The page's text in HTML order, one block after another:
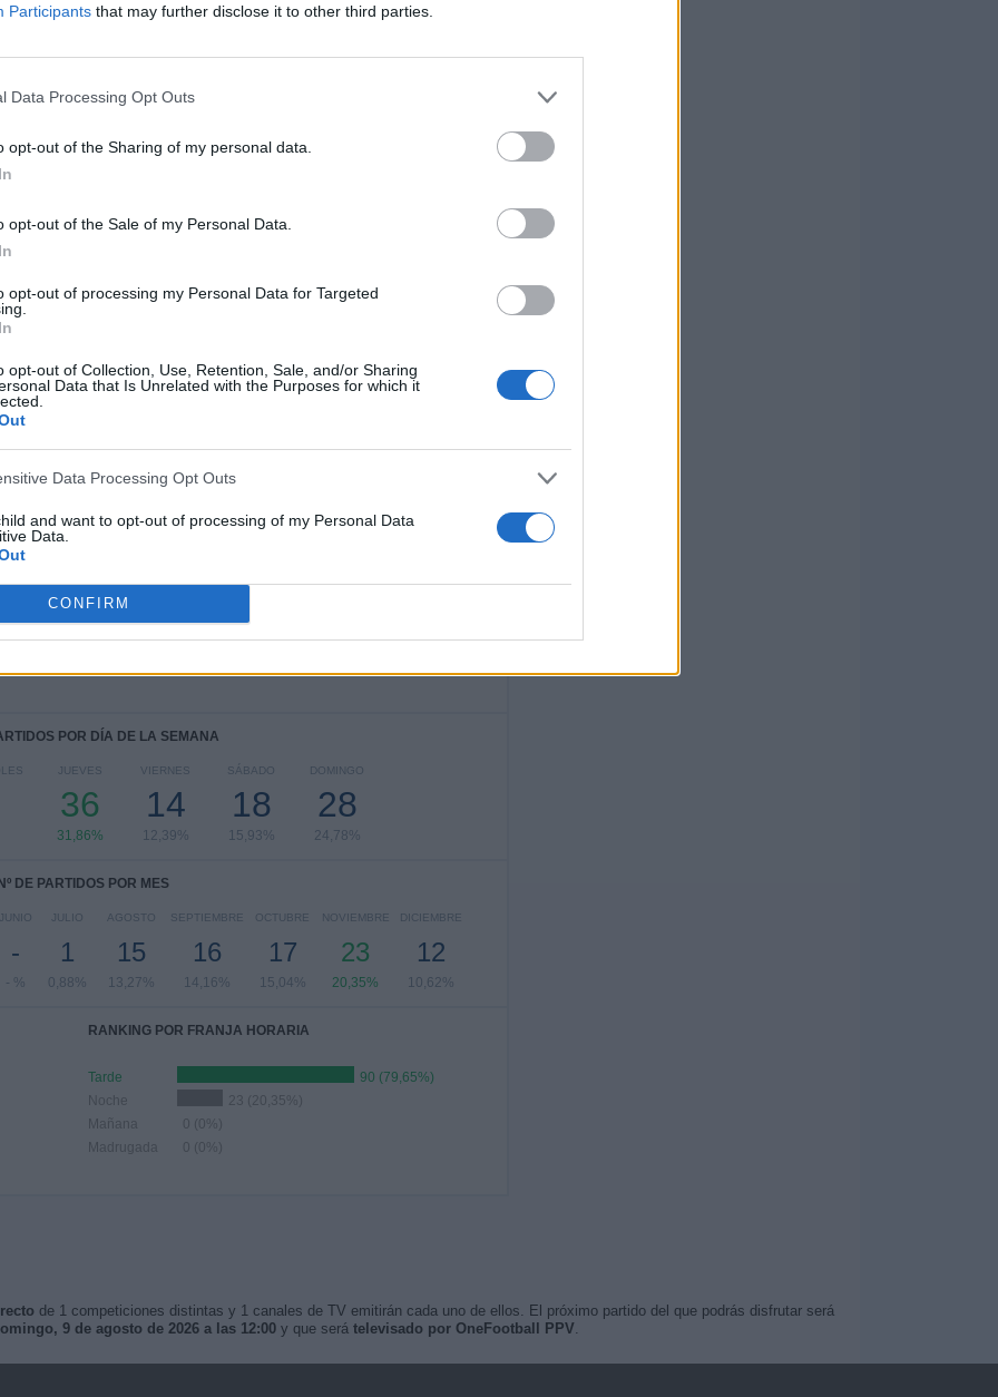
Participants that may further disclose it to other third parties.
Data Processing Opt Outs
opt-out of the Sharing of my personal data.
opt-out of the Sale of my Personal Data.
opt-out of processing my Personal Data for Targeted
opt-out of Collection, Use, Retention, Sale, and/or Sharing
Data that Is Unrelated with the Purposes for which it
Data Processing Opt Outs
and want to opt-out of processing of my Personal Data
Data.
CONFIRM
ÚLTIMO PARTIDO EN ABIERTO
Dynamo Kyiv - Zorya
SIN PARTIDO
CONSECUTIVOS
MÁXIMO
TOTAL
POR DÍA DE LA SEMANA
JUEVES
36
31,86%
VIERNES
14
12,39%
SÁBADO
18
15,93%
DOMINGO
28
24,78%
Nº DE PARTIDOS POR MES
JUNIO
-
- %
JULIO
1
0,88%
AGOSTO
15
13,27%
SEPTIEMBRE
16
14,16%
OCTUBRE
17
15,04%
NOVIEMBRE
23
20,35%
DICIEMBRE
12
10,62%
RANKING POR FRANJA HORARIA
Tarde
90 (79,65%)
Noche
23 (20,35%)
Mañana
0 (0%)
Madrugada
0 (0%)
de 1 competiciones distintas y 1 canales de TV emitirán cada uno de ellos. El próximo partido del que podrás disfrutar será
9 de agosto de 2026 a las 12:00y que será televisado por OneFootball PPV.